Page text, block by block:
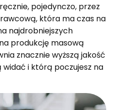
pojedynczo, przez
która ma czas na
najdrobniejszych
produkcję masową
znacznie wyższą jakość
i którą poczujesz na